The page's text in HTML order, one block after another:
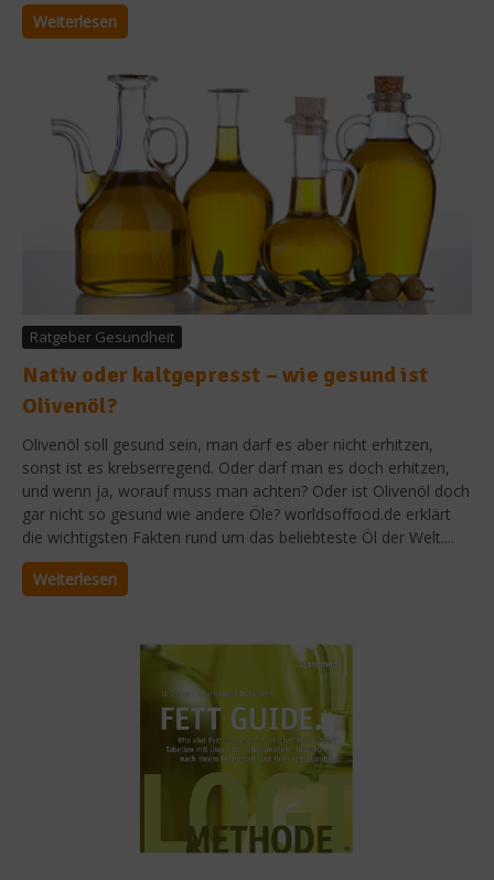
Weiterlesen
Ratgeber Gesundheit
Nativ oder kaltgepresst – wie gesund ist
Olivenöl?
Olivenöl soll gesund sein, man darf es aber nicht erhitzen,
sonst ist es krebserregend. Oder darf man es doch erhitzen,
und wenn ja, worauf muss man achten? Oder ist Olivenöl doch
gar nicht so gesund wie andere Öle? worldsoffood.de erklärt
die wichtigsten Fakten rund um das beliebteste Öl der Welt....
Weiterlesen